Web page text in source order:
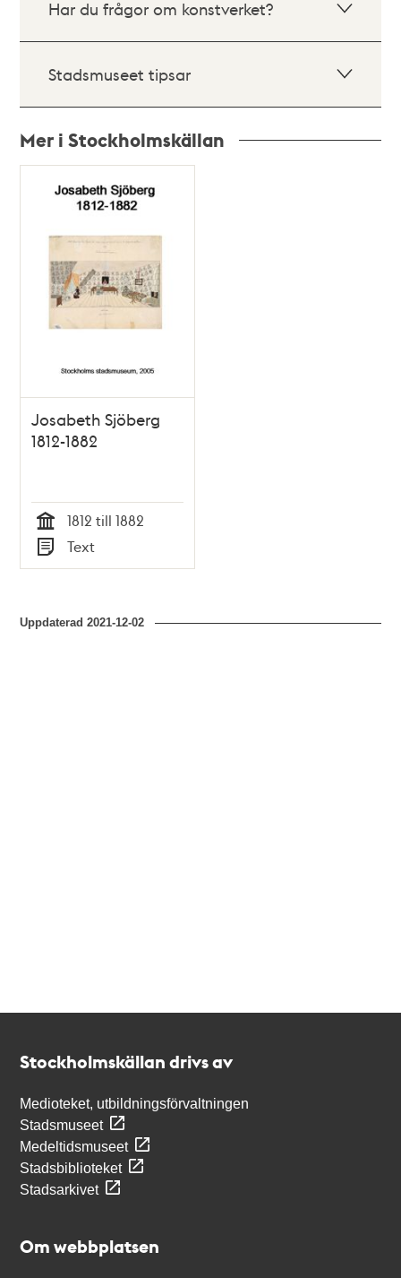
Har du frågor om konstverket?
Stadsmuseet tipsar
Mer i Stockholmskällan
poster
teman
Josabeth Sjöberg
1812-1882
Tid
1812 till 1882
Typ
Text
Uppdaterad2021-12-02
Stockholmskällan drivs av
Medioteket, utbildningsförvaltningen
Stadsmuseet
Medeltidsmuseet
Stadsbiblioteket
Stadsarkivet
Om webbplatsen